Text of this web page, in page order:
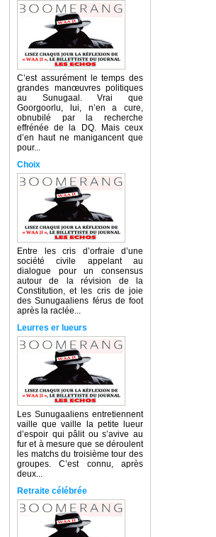
C’est assurément le temps des
grandes manœuvres politiques
au Sunugaal. Vrai que
Goorgoorlu, lui, n’en a cure,
obnubilé par la recherche
effrénée de la DQ. Mais ceux
d’en haut ne manigancent que
pour...
Choix
Entre les cris d’orfraie d’une
société civile appelant au
dialogue pour un consensus
autour de la révision de la
Constitution, et les cris de joie
des Sunugaaliens férus de foot
après la raclée...
Leurres er lueurs
Les Sunugaaliens entretiennent
vaille que vaille la petite lueur
d’espoir qui pâlit ou s’avive au
fur et à mesure que se déroulent
les matchs du troisième tour des
groupes. C’est connu, après
deux...
Retraite célébrée